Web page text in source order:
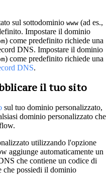
sul sottodominio www (ad es.,
Impostare il dominio
) come predefinito richiede una
DNS. Impostare il dominio
) come predefinito richiede una
DNS.
il tuo sito
sul tuo dominio personalizzato,
dominio personalizzato che
utilizzando l'opzione
aggiunge automaticamente un
che contiene un codice di
che possiedi il dominio